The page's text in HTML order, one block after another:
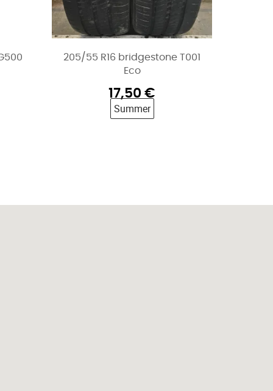
205/55 R16 bridgestone T001
Eco
17,50 €
Summer